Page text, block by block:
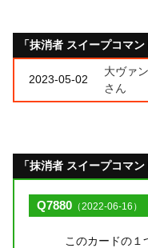
「抹消者 スイープコマ
2023-05-02
大ヴァ
さん
「抹消者 スイープコマ
Q7880 （2022-06-16）
このカードの